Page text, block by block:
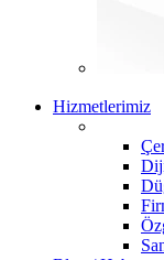
Hizmetlerimiz